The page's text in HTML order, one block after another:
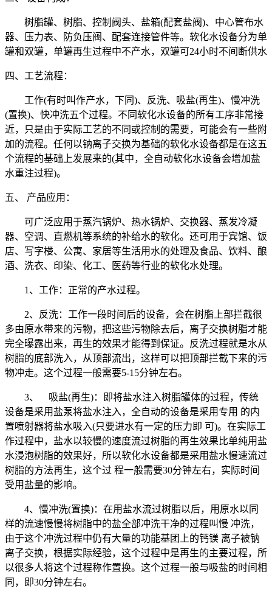
树脂罐、树脂、控制阀头、盐箱(配套盐阀)、中心管布水
器、压力表、防负压阀、配套连接管件等。软化水设备分为单
罐和双罐，单罐再生过程中不产水，双罐可24小时不间断供水
四、工艺流程：
工作(有时叫作产水，下同)、反洗、吸盐(再生)、慢冲洗
(置换)、快冲洗五个过程。不同软化水设备的所有工序非常接
近，只是由于实际工艺的不同或控制的需要，可能会有一些附
加的流程。任何以钠离子交换为基础的软化水设备都是在这五
个流程的基础上发展来的(其中，全自动软化水设备会增加盐
水重注过程)。
五、 产品应用：
可广泛应用于蒸汽锅炉、热水锅炉、交换器、蒸发冷凝
器、空调、直燃机等系统的补给水的软化。还可用于宾馆、饭
店、写字楼、公寓、家居等生活用水的处理及食品、饮料、酿
酒、洗衣、印染、化工、医药等行业的软化水处理。
1、工作：正常的产水过程。
2、反洗：工作一段时间后的设备，会在树脂上部拦截很
多由原水带来的污物，把这些污物除去后，离子交换树脂才能
完全曝露出来，再生的效果才能得到保证。反洗过程就是水从
树脂的底部洗入，从顶部流出，这样可以把顶部拦截下来的污
物冲走。这个过程一般需要5-15分钟左右。
3、 吸盐(再生)：即将盐水注入树脂罐体的过程，传统
设备是采用盐泵将盐水注入，全自动的设备是采用专用 的内
置喷射器将盐水吸入(只要进水有一定的压力即 可)。在实际工
作过程中，盐水以较慢的速度流过树脂的再生效果比单纯用盐
水浸泡树脂的效果好，所以软化水设备都是采用盐水慢速流过
树脂的方法再生，这个过 程一般需要30分钟左右，实际时间
受用盐量的影响。
4、慢冲洗(置换)：在用盐水流过树脂以后，用原水以同
样的流速慢慢将树脂中的盐全部冲洗干净的过程叫慢 冲洗，
由于这个冲洗过程中仍有大量的功能基团上的钙镁 离子被钠
离子交换，根据实际经验，这个过程中是再生的主要过程，所
以很多人将这个过程称作置换。这个过程一般与吸盐的时间相
同，即30分钟左右。